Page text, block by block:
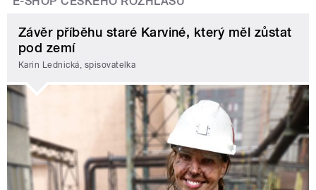
Závěr příběhu staré Karviné, který měl zůstat
pod zemí
Karin Lednická, spisovatelka